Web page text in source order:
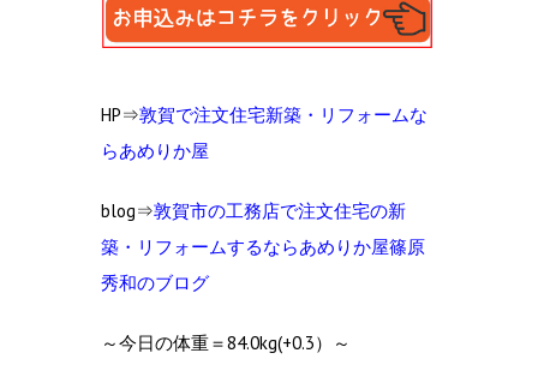
HP⇒敦賀で注文住宅新築・リフォームな
らあめりか屋
blog⇒敦賀市の工務店で注文住宅の新
築・リフォームするならあめりか屋篠原
秀和のブログ
～今日の体重＝84.0kg(+0.3）～